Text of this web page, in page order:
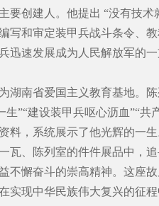
要创建人。他提出 “没有技术
写和审定装甲兵战斗条令、
迅速发展成为人民解放军的一
湖南省爱国主义教育基地。
”“建设装甲兵呕心沥血”“共
料，系统展示了他光辉的一
瓦、陈列室的件件展品中，追
不懈奋斗的崇高精神。这座
实现中华民族伟大复兴的征程